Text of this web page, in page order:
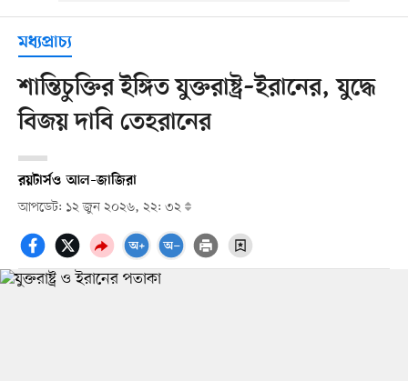
মধ্যপ্রাচ্য
শান্তিচুক্তির ইঙ্গিত যুক্তরাষ্ট্র–ইরানের, যুদ্ধে
বিজয় দাবি তেহরানের
রয়টার্সও আল–জাজিরা
আপডেট: ১২ জুন ২০২৬, ২২: ৩২